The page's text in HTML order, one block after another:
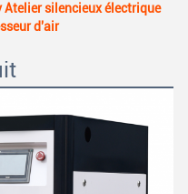
Atelier silencieux électrique
d'air